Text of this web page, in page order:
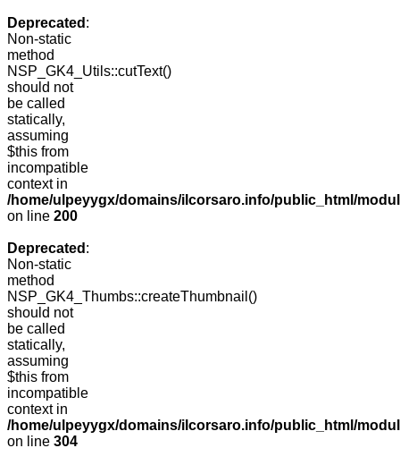
Deprecated :
Non-static
method
NSP_GK4_Utils::cutText()
should not
be called
statically,
assuming
$this from
incompatible
context in
/home/ulpeyygx/domains/ilcorsaro.info/public_html/
on line 200
Deprecated :
Non-static
method
NSP_GK4_Thumbs::createThumbnail()
should not
be called
statically,
assuming
$this from
incompatible
context in
/home/ulpeyygx/domains/ilcorsaro.info/public_html/
on line 304